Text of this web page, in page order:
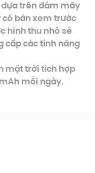
trên đám mây
có bản xem trước
hình thu nhỏ sẽ
cấp các tính năng
mặt trời tích hợp
mỗi ngày.